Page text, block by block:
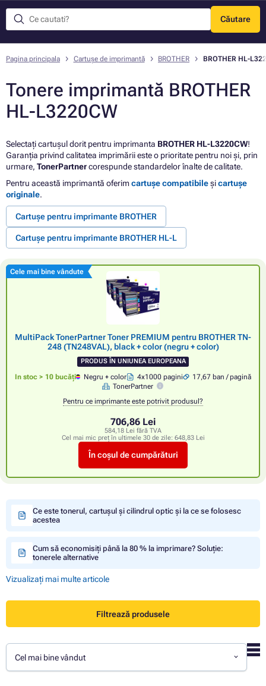
Căutare
Meniu
Pagina principala Cartușe de imprimantă BROTHER BROTHER HL-
Tonere imprimantă BROTHER
HL-L3220CW
Selectați cartușul dorit pentru imprimanta BROTHER HL-L3220CW!
Garanția privind calitatea imprimării este o prioritate pentru noi și, prin
urmare, TonerPartnercorespunde standardelor înalte de calitate.
Pentru această imprimantă oferimcartușe compatibileșicartușe
originale.
Cartușe pentru imprimante BROTHER
Cartușe pentru imprimante BROTHER HL-L
Cele mai bine vândute
MultiPack TonerPartner Toner PREMIUM pentru BROTHER TN-
248 (TN248VAL), black + color (negru + color)
PRODUS ÎN UNIUNEA EUROPEANA
In stoc > 10 bucăți Negru + color 4x1000 pagini
17,67 ban / pagină
TonerPartner
Pentru ce imprimante este potrivit produsul?
706,86 Lei
584,18 Lei fără TVA
Cel mai mic preț în ultimele 30 de zile: 648,83 Lei
În coșul de cumpărături
Ce este tonerul, cartușul și cilindrul optic și la ce se folosesc
acestea
Cum să economisiți până la 80 % la imprimare? Soluție:
tonerele alternative
Vizualizați mai multe articole
Filtrează produsele
Cel mai bine vândut